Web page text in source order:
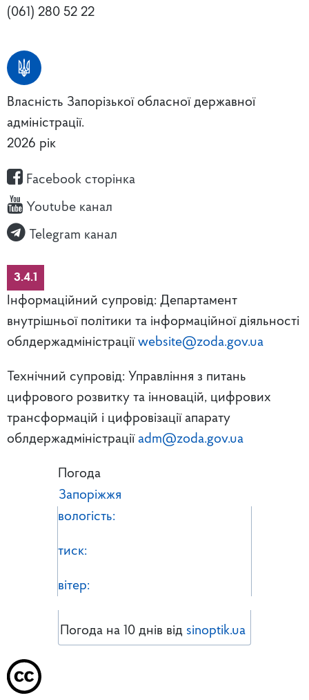
(061) 280 52 22
Власність Запорізької обласної державної
адміністрації.
2026 рік
Facebook сторінка
Youtube канал
Telegram канал
3.4.1
Інформаційний супровід: Департамент
внутрішньої політики та інформаційної діяльності
облдержадміністрації website@zoda.gov.ua
Технічний супровід: Управління з питань
цифрового розвитку та інновацій, цифрових
трансформацій і цифровізації апарату
облдержадміністрації adm@zoda.gov.ua
Погода
Запоріжжя
вологість:
тиск:
вітер:
Погода на 10 днів від sinoptik.ua